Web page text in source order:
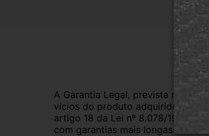
A Garantia Legal, prevista no
vícios do produto adquirido.Na
artigo 18 da Lei nº 8.078/1990,
com garantias mais longas.